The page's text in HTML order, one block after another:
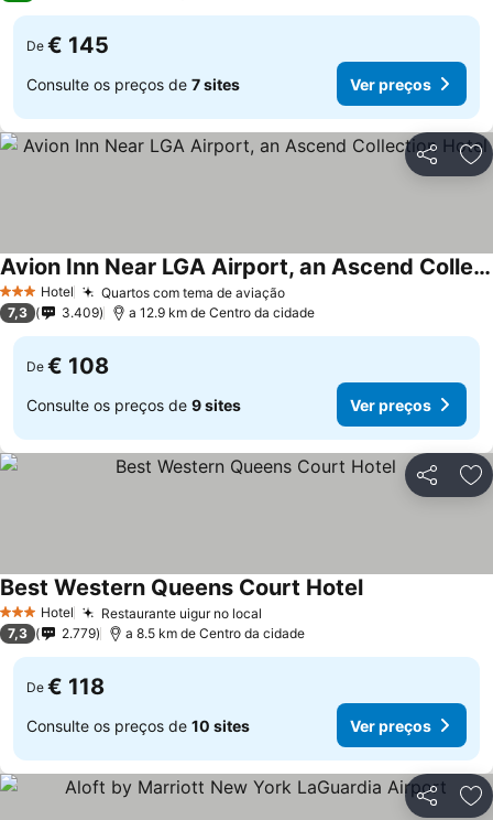
De € 145
Consulte os preços de 7 sites Ver preços
Partilhar
3 EstrelasHotel Quartos com tema de aviação
Avion Inn Near LGA Airport, an Ascend Collection Hotel
7,3 3.409 a 12.9 km de Centro da cidade
De € 108
Consulte os preços de 9 sites Ver preços
Partilhar
3 EstrelasHotel Restaurante uigur no local
Best Western Queens Court Hotel
7,3 2.779 a 8.5 km de Centro da cidade
De € 118
Consulte os preços de 10 sites Ver preços
Partilhar